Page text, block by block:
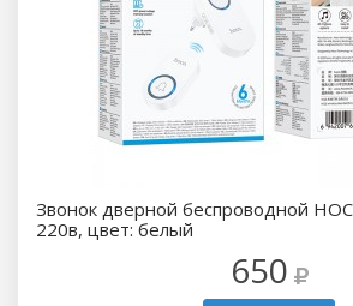
Звонок дверной беспроводной
220в, цвет: белый
650